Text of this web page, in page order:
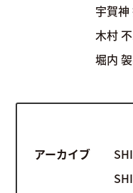
宇賀神
木村
堀内
アーカイブ